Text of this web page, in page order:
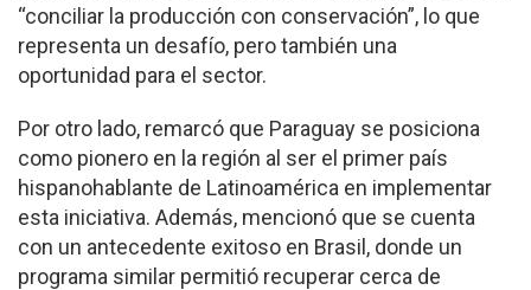
“conciliar la producción con conservación”, lo que
representa un desafío, pero también una
oportunidad para el sector.
Por otro lado, remarcó que Paraguay se posiciona
como pionero en la región al ser el primer país
hispanohablante de Latinoamérica en implementar
esta iniciativa. Además, mencionó que se cuenta
con un antecedente exitoso en Brasil, donde un
programa similar permitió recuperar cerca de